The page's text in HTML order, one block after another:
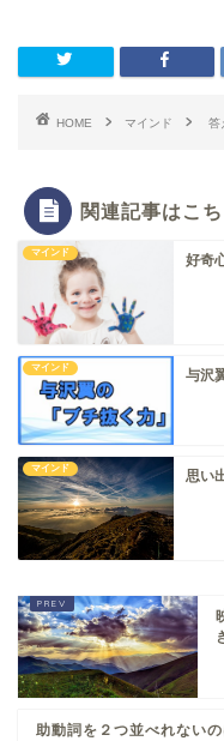
HOME マインド 答
関連記事はこち
マインド 好奇
マインド 与沢
マインド 思い
助動詞を２つ並べれないの